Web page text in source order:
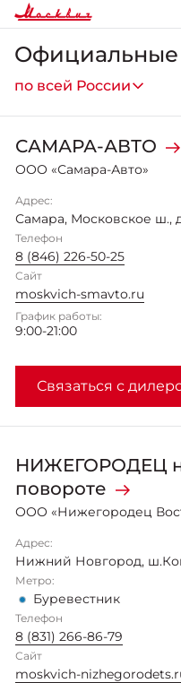
по всей России
САМАРА-АВТО
ООО «Самара-Авто»
Адрес:
Самара, Московское ш.,
Телефон
8 (846) 226-50-25
Сайт
moskvich-smavto.ru
График работы:
9:00-21:00
Связаться с
НИЖЕГОРОДЕЦ
повороте
ООО «Нижегородец
Адрес:
Нижний Новгород,
Метро:
Буревестник
Телефон
8 (831) 266-86-79
Сайт
moskvich-